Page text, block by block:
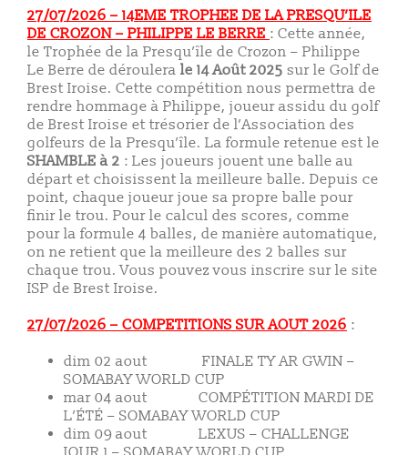
27/07/2026 – 14EME TROPHEE DE LA PRESQU’ILE
DE CROZON – PHILIPPE LE BERRE : Cette année,
le Trophée de la Presqu’île de Crozon – Philippe
Le Berre de déroulera le 14 Août 2025 sur le Golf de
Brest Iroise. Cette compétition nous permettra de
rendre hommage à Philippe, joueur assidu du golf
de Brest Iroise et trésorier de l’Association des
golfeurs de la Presqu’île. La formule retenue est le
SHAMBLE à 2 : Les joueurs jouent une balle au
départ et choisissent la meilleure balle. Depuis ce
point, chaque joueur joue sa propre balle pour
finir le trou. Pour le calcul des scores, comme
pour la formule 4 balles, de manière automatique,
on ne retient que la meilleure des 2 balles sur
chaque trou. Vous pouvez vous inscrire sur le site
ISP de Brest Iroise.
27/07/2026 – COMPETITIONS SUR AOUT 2026 :
dim 02 aout FINALE TY AR GWIN –
SOMABAY WORLD CUP
mar 04 aout COMPÉTITION MARDI DE
L’ÉTÉ – SOMABAY WORLD CUP
dim 09 aout LEXUS – CHALLENGE